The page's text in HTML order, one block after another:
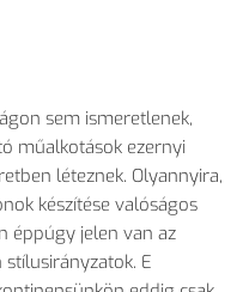
sem ismeretlenek,
műalkotások ezernyi
léteznek. Olyannyira,
készítése valóságos
éppúgy jelen van az
E